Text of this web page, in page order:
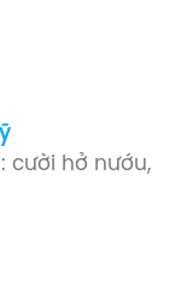
cười hở nướu,